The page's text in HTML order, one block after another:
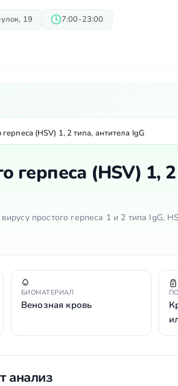
19 7:00-23:00
герпеса (HSV) 1, 2 типа, антитела IgG
герпеса (HSV) 1,
простого герпеса 1 и 2 типа IgG,
БИОМАТЕРИАЛ
Венозная кровь
анализ